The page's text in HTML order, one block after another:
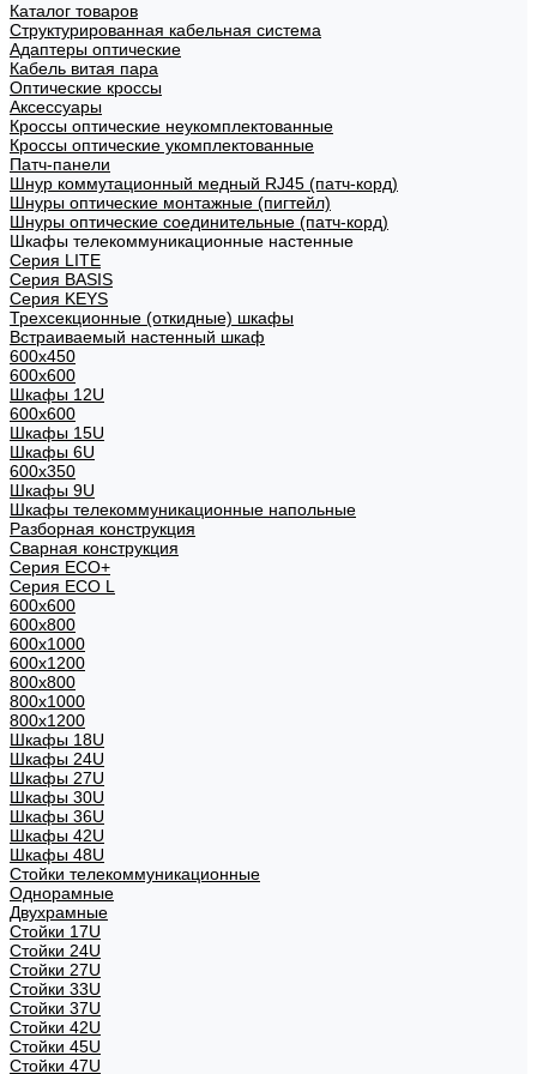
Каталог товаров
Структурированная кабельная система
Адаптеры оптические
Кабель витая пара
Оптические кроссы
Аксессуары
Кроссы оптические неукомплектованные
Кроссы оптические укомплектованные
Патч-панели
Шнур коммутационный медный RJ45 (патч-корд)
Шнуры оптические монтажные (пигтейл)
Шнуры оптические соединительные (патч-корд)
Шкафы телекоммуникационные настенные
Cерия LITE
Cерия BASIS
Cерия KEYS
Трехсекционные (откидные) шкафы
Встраиваемый настенный шкаф
600x450
600x600
Шкафы 12U
600x600
Шкафы 15U
Шкафы 6U
600x350
Шкафы 9U
Шкафы телекоммуникационные напольные
Разборная конструкция
Сварная конструкция
Серия ECO+
Серия ECO L
600x600
600x800
600х1000
600х1200
800x800
800х1000
800х1200
Шкафы 18U
Шкафы 24U
Шкафы 27U
Шкафы 30U
Шкафы 36U
Шкафы 42U
Шкафы 48U
Стойки телекоммуникационные
Однорамные
Двухрамные
Стойки 17U
Стойки 24U
Стойки 27U
Стойки 33U
Стойки 37U
Стойки 42U
Стойки 45U
Стойки 47U